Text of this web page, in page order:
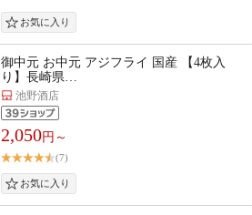
御中元 お中元 アジフライ 国産 【4枚入
り】長崎県…
池野酒店
2,050円～
(7)